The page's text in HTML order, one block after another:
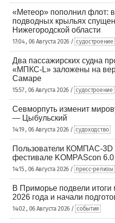
«Метеор» пополнил флот:
подводных крыльях
Нижегородской области
17:04 , 06 Августа 2026 / судостроение
Два пассажирских судна
«МПКС-L» заложены на
Самаре
15:57 , 06 Августа 2026 / судостроение
Севморпуть изменит
— Цыбульский
14:19 , 06 Августа 2026 / судоходство
Пользователи КОМПАС-3D
фестивале KOMPAScon
14:15 , 06 Августа 2026 / пресс-релизы
В Приморье подвели итоги
2026 года и начали
14:02 , 06 Августа 2026 / события